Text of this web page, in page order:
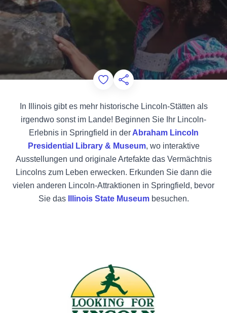
Add to Favorites
Diese Seite teilen
In Illinois gibt es mehr historische Lincoln-Stätten als
irgendwo sonst im Lande! Beginnen Sie Ihr Lincoln-
Erlebnis in Springfield in derAbraham Lincoln
Presidential Library & Museum, wo interaktive
Ausstellungen und originale Artefakte das Vermächtnis
Lincolns zum Leben erwecken. Erkunden Sie dann die
vielen anderen Lincoln-Attraktionen in Springfield, bevor
Sie das
Illinois State Museumbesuchen.